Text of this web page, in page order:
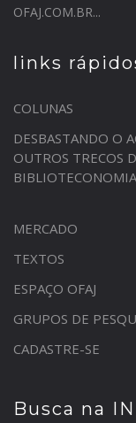
OFAJ.COM.BR...
links
COLUNAS
DESBASTANDO O
OUTROS TRECOS
BIBLIOTECONOMIA
MERCADO
TEXTOS
ESPAÇO OFAJ
GRUPOS DE
CADASTRE-SE
Busca na